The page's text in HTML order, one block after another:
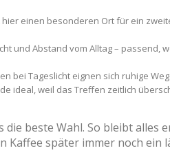
einen besonderen Ort für ein
und Abstand vom Alltag –
bei Tageslicht eignen sich ruhige
ideal, weil das Treffen zeitlich
beste Wahl. So bleibt alles
Kaffee später immer noch ein